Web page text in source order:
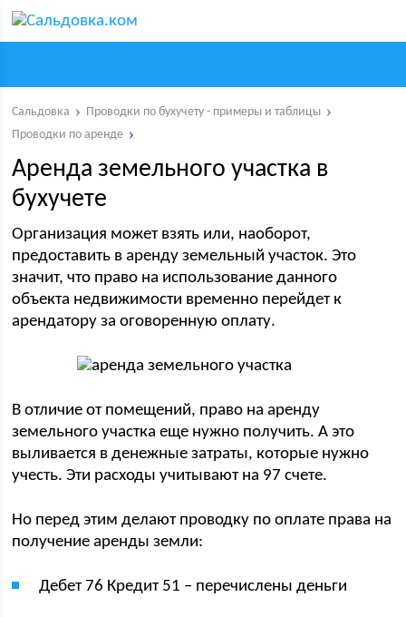
Сальдовка
Проводки по бухучету - примеры и таблицы
Проводки по аренде
Аренда земельного участка в
бухучете
Организация может взять или, наоборот,
предоставить в аренду земельный участок. Это
значит, что право на использование данного
объекта недвижимости временно перейдет к
арендатору за оговоренную оплату.
В отличие от помещений, право на аренду
земельного участка еще нужно получить. А это
выливается в денежные затраты, которые нужно
учесть. Эти расходы учитывают на 97 счете.
Но перед этим делают проводку по оплате права на
получение аренды земли:
Дебет 76 Кредит 51 – перечислены деньги